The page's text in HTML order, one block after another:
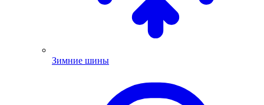
Зимние шины